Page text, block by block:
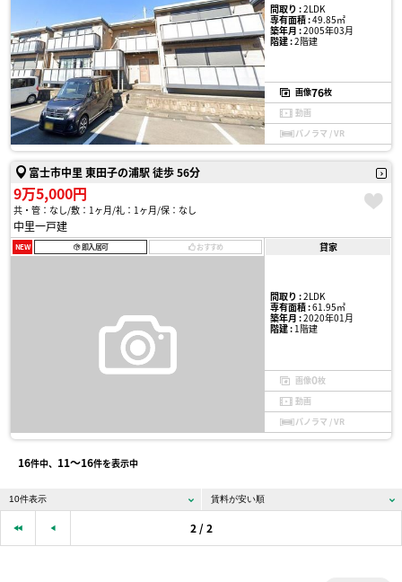
間取り :2LDK
専有面積 :49.85㎡
築年月 :2005年03月
階建 :2階建
画像76枚
動画
パノラマ / VR
富士市中里 東田子の浦駅 徒歩 56分
9万5,000円
共・管：なし 敷：1ヶ月 礼：1ヶ月 保：なし
中里一戸建
NEW 即入居可 おすすめ 貸家
間取り :2LDK
専有面積 :61.95㎡
築年月 :2020年01月
階建 :1階建
画像0枚
動画
パノラマ / VR
16件中、 11〜16件を表示中
2 / 2